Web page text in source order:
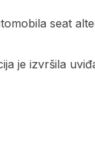
seat
je izvršila